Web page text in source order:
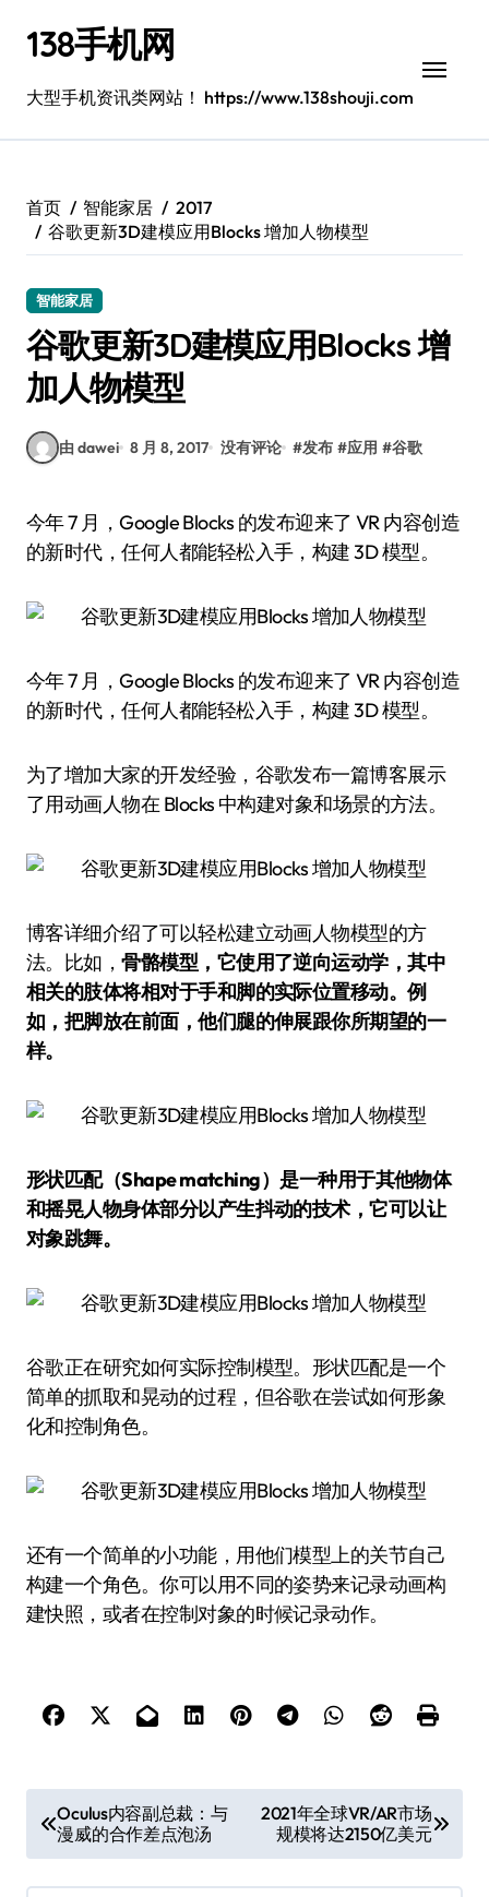
138手机网
大型手机资讯类网站！ https://www.138shouji.com
首页 智能家居
2017
谷歌更新3D建模应用Blocks 增加人物模型
智能家居
谷歌更新3D建模应用Blocks 增
加人物模型
由 dawei 8 月 8, 2017 没有评论 #发布 #应用 #谷歌
今年 7 月，Google Blocks 的发布迎来了 VR 内容创造
的新时代，任何人都能轻松入手，构建 3D 模型。
今年 7 月，Google Blocks 的发布迎来了 VR 内容创造
的新时代，任何人都能轻松入手，构建 3D 模型。
为了增加大家的开发经验，谷歌发布一篇博客展示
了用动画人物在 Blocks 中构建对象和场景的方法。
博客详细介绍了可以轻松建立动画人物模型的方
法。比如，骨骼模型，它使用了逆向运动学，其中
相关的肢体将相对于手和脚的实际位置移动。例
如，把脚放在前面，他们腿的伸展跟你所期望的一
样。
形状匹配（Shape matching）是一种用于其他物体
和摇晃人物身体部分以产生抖动的技术，它可以让
对象跳舞。
谷歌正在研究如何实际控制模型。形状匹配是一个
简单的抓取和晃动的过程，但谷歌在尝试如何形象
化和控制角色。
还有一个简单的小功能，用他们模型上的关节自己
构建一个角色。你可以用不同的姿势来记录动画构
建快照，或者在控制对象的时候记录动作。
章
导
Oculus内容副总裁：与
漫威的合作差点泡汤
2021年全球VR/AR市场
规模将达2150亿美元